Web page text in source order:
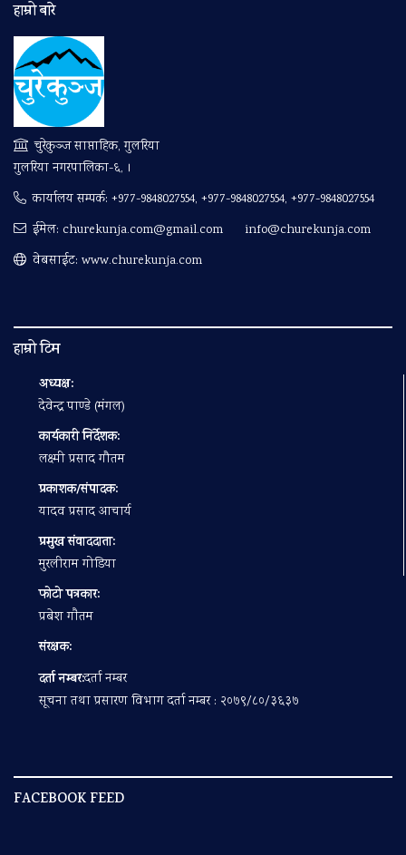
हाम्रो बारे
चुरेकुञ्ज साप्ताहिक, गुलरिया
गुलरिया नगरपालिका-६, ।
कार्यालय सम्पर्क: +977-9848027554, +977-9848027554, +977-9848027554
ईमेल: churekunja.com@gmail.com
info@churekunja.com
वेबसाईट: www.churekunja.com
हाम्रो टिम
अध्यक्ष:
देवेन्द्र पाण्डे (मंगल)
कार्यकारी निर्देशक:
लक्ष्मी प्रसाद गौतम
प्रकाशक/संपादक:
यादव प्रसाद आचार्य
प्रमुख संवाददाता:
मुरलीराम गोडिया
फोटो पत्रकार:
प्रबेश गाैतम
संरक्षक:
दर्ता नम्बर:दर्ता नम्बर
सूचना तथा प्रसारण विभाग दर्ता नम्बर : २०७९/८०/३६३७
FACEBOOK FEED